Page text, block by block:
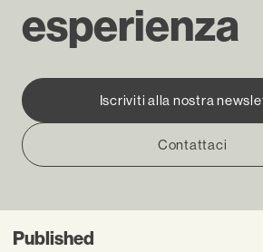
esperienza
Iscriviti alla nostra
Contattaci
Published